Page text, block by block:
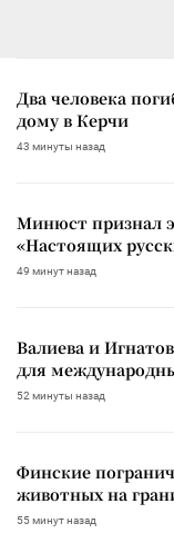
Два человека
дому в Керчи
43 минуты назад
Минюст признал
«Настоящих
49 минут назад
Валиева и
для
52 минуты назад
Финские
животных на
55 минут назад